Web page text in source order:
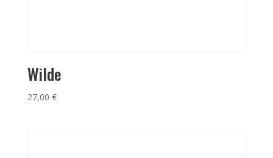
Wilde
27,00 €